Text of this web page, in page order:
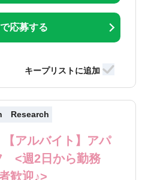
応募する
Research
【アルバイト】アパ
<週2日から勤務
歓迎♪>